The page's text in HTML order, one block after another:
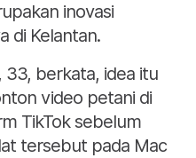
inovasi
di Kelantan.
33, berkata, idea itu
video petani di
TikTok sebelum
tersebut pada Mac